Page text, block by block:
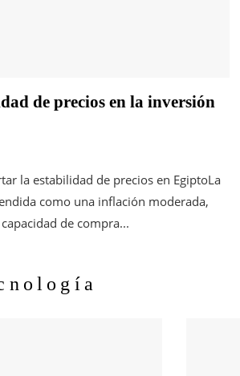
de precios en la inversión
la estabilidad de precios en EgiptoLa
como una inflación moderada,
de compra...